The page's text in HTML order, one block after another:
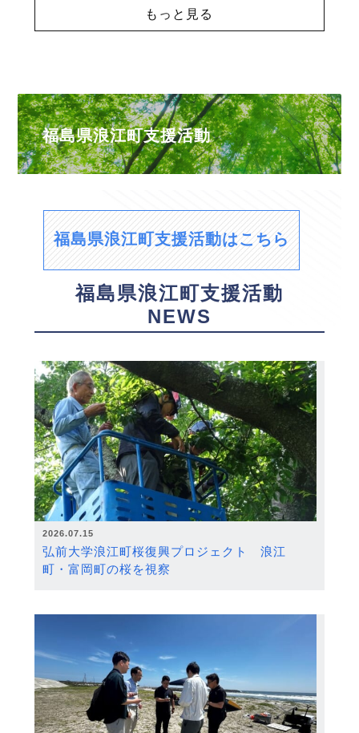
もっと見る
福島県浪江町支援活動
福島県浪江町支援活動はこちら
福島県浪江町支援活動
NEWS
2026.07.15
弘前大学浪江町桜復興プロジェクト 浪江
町・富岡町の桜を視察